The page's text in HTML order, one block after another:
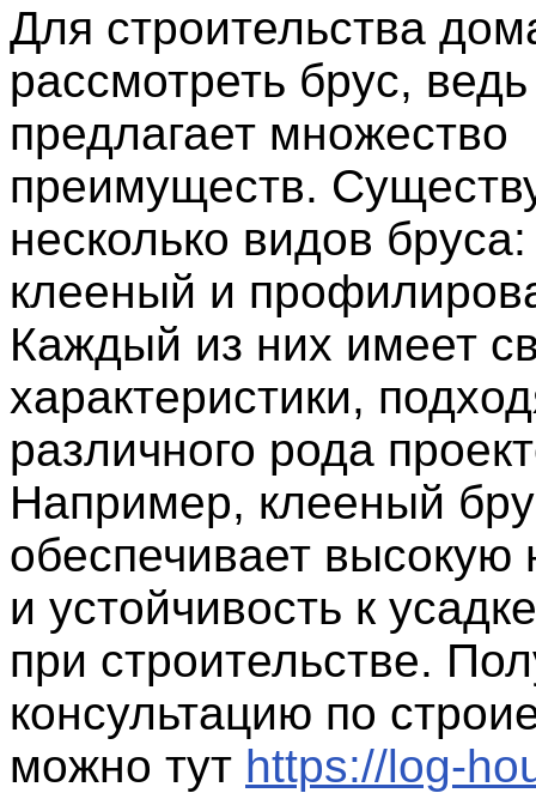
Для строительства
рассмотреть брус,
предлагает множество
преимуществ.
несколько видов
клееный и
Каждый из них имеет
характеристики,
различного рода
Например, клееный
обеспечивает высокую
и устойчивость к
при строительстве.
консультацию по
можно тут https://log-